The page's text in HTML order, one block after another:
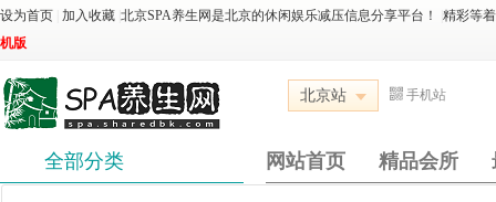
设为首页 加入收藏 北京SPA养生网是北京的休闲娱乐减压信息分享平台！
精彩等
机版
北京站 手机站
全部分类 网站首页 精品会所